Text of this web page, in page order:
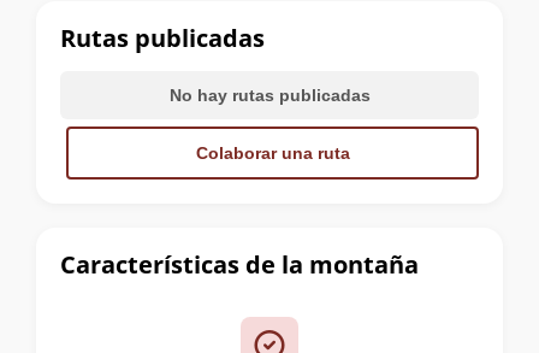
cumbre
Características de la montaña
Rutas publicadas
No hay rutas publicadas
Colaborar una ruta